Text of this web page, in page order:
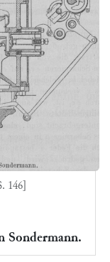
146]
Sondermann.